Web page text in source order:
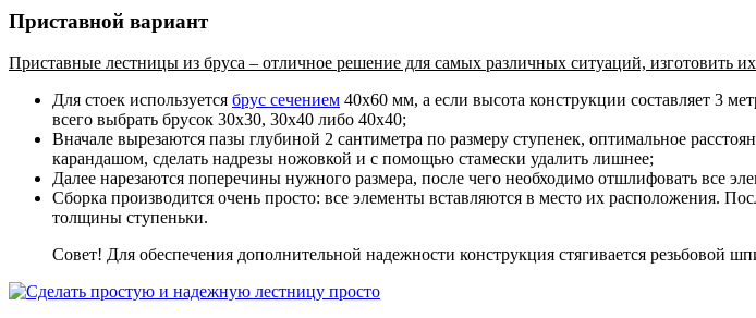
Приставной вариант
Приставные лестницы из бруса – отличное решение для самых различных ситуаций, изготовить их
Для стоек используется брус сечением 40х60 мм, а если высота конструкции составляет 3
всего выбрать брусок 30х30, 30х40 либо 40х40;
Вначале вырезаются пазы глубиной 2 сантиметра по размеру ступенек, оптимальное
карандашом, сделать надрезы ножовкой и с помощью стамески удалить лишнее;
Далее нарезаются поперечины нужного размера, после чего необходимо отшлифовать все
Сборка производится очень просто: все элементы вставляются в место их расположения.
толщины ступеньки.
Совет! Для обеспечения дополнительной надежности конструкция стягивается резьбовой